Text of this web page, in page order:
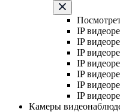
IP
IP
IP
IP
IP
IP
IP
Камеры